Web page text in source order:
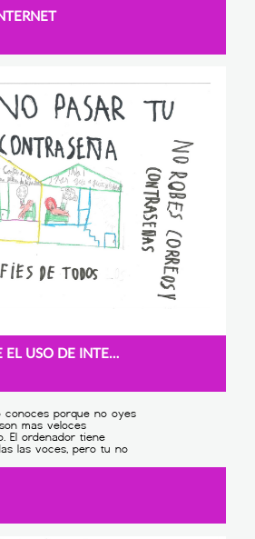
CONSEJOS SOBRE EL USO DE INTERNET